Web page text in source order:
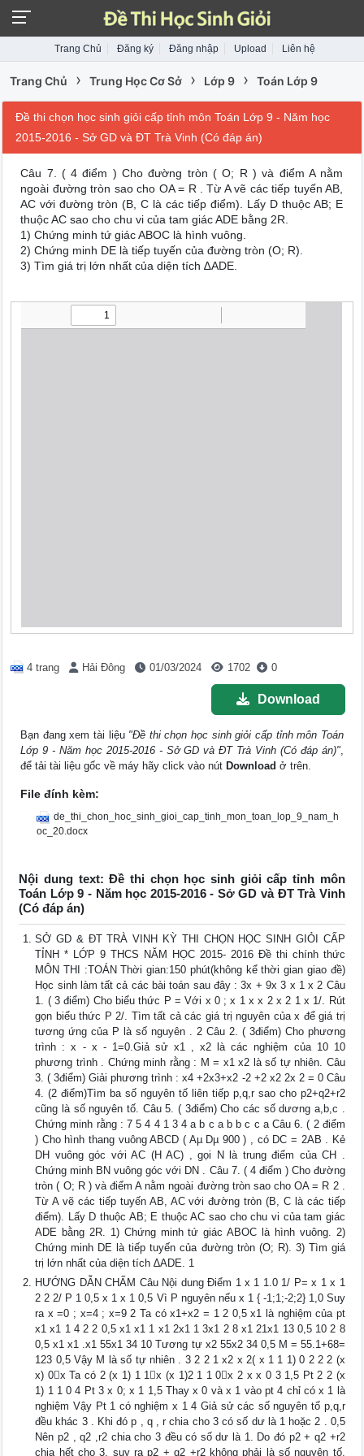
Trang Chủ Đăng ký Đăng nhập Upload Liên hệ
Trang Chủ › Trung Học Cơ Sở › Lớp 9 › Toán Lớp 9
Đề thi chọn học sinh giỏi cấp tỉnh môn Toán Lớp 9 - Năm học
2015-2016 - Sở GD và ĐT Trà Vinh (Có đáp án)
Câu 7. ( 4 điểm ) Cho đường tròn ( O; R ) và điểm A nằm
ngoài đường tròn sao cho OA = R . Từ A vẽ các tiếp tuyến AB,
AC với đường tròn (B, C là các tiếp điểm). Lấy D thuộc AB; E
thuộc AC sao cho chu vi của tam giác ADE bằng 2R.
1) Chứng minh tứ giác ABOC là hình vuông.
2) Chứng minh DE là tiếp tuyến của đường tròn (O; R).
3) Tìm giá trị lớn nhất của diện tích ∆ADE.
4 trang Hải Đông 01/03/2024 1702 0
Download
Bạn đang xem tài liệu "Đề thi chọn học sinh giỏi cấp tỉnh môn Toán
Lớp 9 - Năm học 2015-2016 - Sở GD và ĐT Trà Vinh (Có đáp án)",
để tải tài liệu gốc về máy hãy click vào nút Download ở trên.
File đính kèm:
de_thi_chon_hoc_sinh_gioi_cap_tinh_mon_toan_lop_9_nam_h
oc_20.docx
Nội dung text: Đề thi chọn học sinh giỏi cấp tỉnh môn
Toán Lớp 9 - Năm học 2015-2016 - Sở GD và ĐT Trà Vinh
(Có đáp án)
SỞ GD & ĐT TRÀ VINH KỲ THI CHỌN HỌC SINH GIỎI CẤP
TỈNH * LỚP 9 THCS NĂM HỌC 2015- 2016 Đề thi chính thức
MÔN THI :TOÁN Thời gian:150 phút(không kể thời gian giao đề)
Học sinh làm tất cả các bài toán sau đây : 3x + 9x 3 x 1 x 2 Câu
1. ( 3 điểm) Cho biểu thức P = Với x 0 ; x 1 x x 2 x 2 1 x 1/. Rút
gọn biểu thức P 2/. Tìm tất cả các giá trị nguyên của x để giá trị
tương ứng của P là số nguyên . 2 Câu 2. ( 3điểm) Cho phương
trình : x - x - 1=0.Giả sử x1 , x2 là các nghiệm của 10 10
phương trình . Chứng minh rằng : M = x1 x2 là số tự nhiên. Câu
3. ( 3điểm) Giải phương trình : x4 +2x3+x2 -2 +2 x2 2x 2 = 0 Câu
4. (2 điểm)Tìm ba số nguyên tố liên tiếp p,q,r sao cho p2+q2+r2
cũng là số nguyên tố. Câu 5. ( 3điểm) Cho các số dương a,b,c .
Chứng minh rằng : 7 5 4 4 1 3 4 a b c a b b c c a Câu 6. ( 2 điểm
) Cho hình thang vuông ABCD ( Aµ Dµ 900 ) , có DC = 2AB . Kẻ
DH vuông góc với AC (H AC) , gọi N là trung điểm của CH .
Chứng minh BN vuông góc với DN . Câu 7. ( 4 điểm ) Cho đường
tròn ( O; R ) và điểm A nằm ngoài đường tròn sao cho OA = R 2 .
Từ A vẽ các tiếp tuyến AB, AC với đường tròn (B, C là các tiếp
điểm). Lấy D thuộc AB; E thuộc AC sao cho chu vi của tam giác
ADE bằng 2R. 1) Chứng minh tứ giác ABOC là hình vuông. 2)
Chứng minh DE là tiếp tuyến của đường tròn (O; R). 3) Tìm giá
trị lớn nhất của diện tích ∆ADE. 1
HƯỚNG DẪN CHẤM Câu Nội dung Điểm 1 x 1 1.0 1/ P= x 1 x 1
2 2 2/ P 1 0,5 x 1 x 1 0,5 Vì P nguyên nếu x 1 { -1;1;-2;2} 1,0 Suy
ra x =0 ; x=4 ; x=9 2 Ta có x1+x2 = 1 2 0,5 x1 là nghiệm của pt
x1 x1 1 4 2 2 0,5 x1 x1 1 x1 2x1 1 3x1 2 8 x1 21x1 13 0,5 10 2 8
0,5 x1 x1 .x1 55x1 34 10 Tương tự x2 55x2 34 0,5 M = 55.1+68=
123 0,5 Vậy M là số tự nhiên . 3 2 2 1 x2 x 2( x 1 1 1) 0 2 2 2 (x
x) 0x Ta có 2 (x 1) 1 1x (x 1)2 1 1 0x 2 x x 0 3 1,5 Pt 2 2 (x
1) 1 1 0 4 Pt 3 x 0; x 1 1,5 Thay x 0 và x 1 vào pt 4 chỉ có x 1 là
nghiệm Vậy Pt 1 có nghiệm x 1 4 Giả sử các số nguyên tố p,q,r
đều khác 3 . Khi đó p , q , r chia cho 3 có số dư là 1 hoặc 2 . 0,5
Nên p2 , q2 ,r2 chia cho 3 đều có số dư là 1. Do đó p2 + q2 +r2
chia hết cho 3, suy ra p2 + q2 +r2 không phải là số nguyên tố.